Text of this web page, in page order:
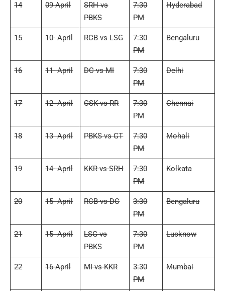
14 09 April
SRH vs
PBKS
7:30
PM
Hyderabad
15 10- April RCB vs LSG
7:30
PM
Bengaluru
16 11- April DC vs MI
7:30
PM
Delhi
17 12- April CSK vs RR
7:30
PM
Chennai
18 13- April PBKS vs GT
7:30
PM
Mohali
19 14- April KKR vs SRH
7:30
PM
Kolkata
20 15- April RCB vs DC
3:30
PM
Bengaluru
21 15- April
LSG vs
PBKS
7:30
PM
Lucknow
22 16-April MI vs KKR
3:30
PM
Mumbai